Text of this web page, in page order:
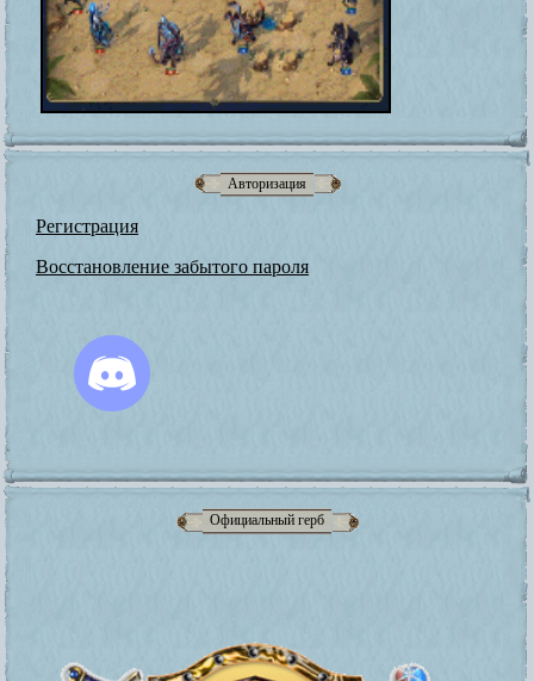
Авторизация
Регистрация
Восстановление забытого пароля
Официальный герб